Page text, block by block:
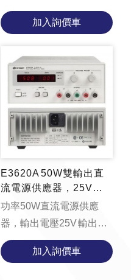
function
loadYouTubeVideo() {
document.getElementByI...
加入詢價車
E3620A 50W雙輸出直
流電源供應器，25V，1
A
功率50W直流電源供應
器，輸出電壓25V 輸出電
流1A function
loadYouTubeVideo() {
加入詢價車